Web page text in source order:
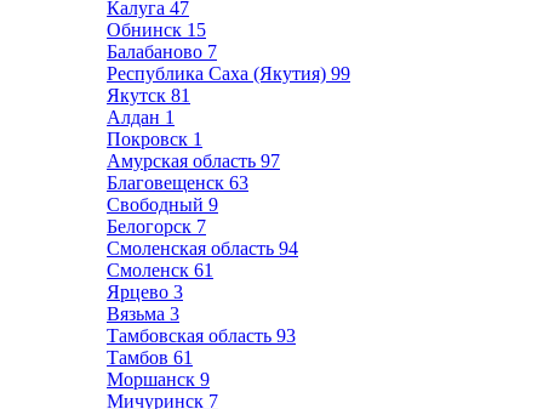
Калуга 47
Обнинск 15
Балабаново 7
Республика Саха (Якутия) 99
Якутск 81
Алдан 1
Покровск 1
Амурская область 97
Благовещенск 63
Свободный 9
Белогорск 7
Смоленская область 94
Смоленск 61
Ярцево 3
Вязьма 3
Тамбовская область 93
Тамбов 61
Моршанск 9
Мичуринск 7